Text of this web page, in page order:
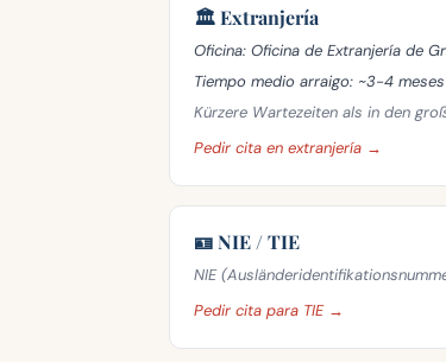
🏛️ Extranjería
Oficina: Oficina de Extranjería de
Tiempo medio arraigo: ~3-4 meses
Kürzere Wartezeiten als in den
Pedir cita en extranjería →
🪪 NIE / TIE
NIE
Pedir cita para TIE →